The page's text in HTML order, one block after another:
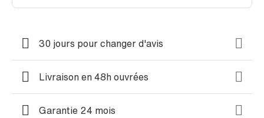
30 jours pour changer d'avis
Livraison en 48h ouvrées
Garantie 24 mois